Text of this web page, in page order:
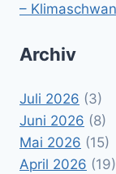
–
Archiv
Juli 2026 (3)
Juni 2026 (8)
Mai 2026 (15)
April 2026 (19)